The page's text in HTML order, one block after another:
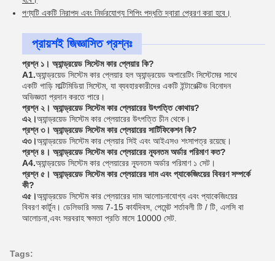
পণ্যটি একটি নিরাপদ এবং নির্ভরযোগ্য শিপিং পদ্ধতি দ্বারা প্রেরণ করা হবে।
প্রায়শই জিজ্ঞাসিত প্রশ্নঃ
প্রশ্ন ১। অ্যান্ড্রয়েড সিস্টেম কার প্লেয়ার কি?
A1.অ্যান্ড্রয়েড সিস্টেম কার প্লেয়ার হল অ্যান্ড্রয়েড অপারেটিং সিস্টেমের সাথে
একটি গাড়ি মাল্টিমিডিয়া সিস্টেম, যা ব্যবহারকারীদের একটি ইন্টারেক্টিভ বিনোদন
অভিজ্ঞতা প্রদান করতে পারে।
প্রশ্ন ২। অ্যান্ড্রয়েড সিস্টেম কার প্লেয়ারের উৎপত্তি কোথায়?
এ২।অ্যান্ড্রয়েড সিস্টেম কার প্লেয়ারের উৎপত্তি চীন থেকে।
প্রশ্ন ৩। অ্যান্ড্রয়েড সিস্টেম কার প্লেয়ারের সার্টিফিকেশন কি?
এ৩।অ্যান্ড্রয়েড সিস্টেম কার প্লেয়ার সিই এবং আইএসও শংসাপত্র রয়েছে।
প্রশ্ন ৪। অ্যান্ড্রয়েড সিস্টেম কার প্লেয়ারের ন্যূনতম অর্ডার পরিমাণ কত?
A4.অ্যান্ড্রয়েড সিস্টেম কার প্লেয়ারের ন্যূনতম অর্ডার পরিমাণ ১ সেট।
প্রশ্ন ৫। অ্যান্ড্রয়েড সিস্টেম কার প্লেয়ারের দাম এবং প্যাকেজিংয়ের বিবরণ সম্পর্কে
কী?
এ৫।অ্যান্ড্রয়েড সিস্টেম কার প্লেয়ারের দাম আলোচনাযোগ্য এবং প্যাকেজিংয়ের
বিবরণ কার্টুন। ডেলিভারি সময় 7-15 কার্যদিবস, পেমেন্ট শর্তাবলী টি / টি, এলসি বা
আলোচনা,এবং সরবরাহ ক্ষমতা প্রতি মাসে 10000 সেট.
Tags: